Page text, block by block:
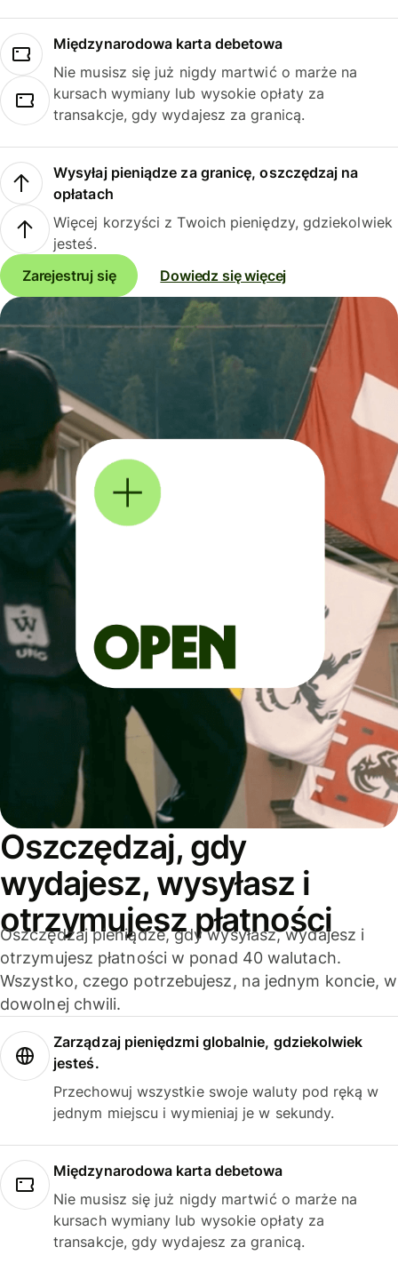
Międzynarodowa karta debetowa
Nie musisz się już nigdy martwić o marże na
kursach wymiany lub wysokie opłaty za
transakcje, gdy wydajesz za granicą.
Wysyłaj pieniądze za granicę, oszczędzaj na
opłatach
Więcej korzyści z Twoich pieniędzy, gdziekolwiek
jesteś.
Zarejestruj się
Dowiedz się więcej
Oszczędzaj, gdy
wydajesz, wysyłasz i
otrzymujesz płatności
Oszczędzaj pieniądze, gdy wysyłasz, wydajesz i
otrzymujesz płatności w ponad 40 walutach.
Wszystko, czego potrzebujesz, na jednym koncie, w
dowolnej chwili.
Zarządzaj pieniędzmi globalnie, gdziekolwiek
jesteś.
Przechowuj wszystkie swoje waluty pod ręką w
jednym miejscu i wymieniaj je w sekundy.
Międzynarodowa karta debetowa
Nie musisz się już nigdy martwić o marże na
kursach wymiany lub wysokie opłaty za
transakcje, gdy wydajesz za granicą.